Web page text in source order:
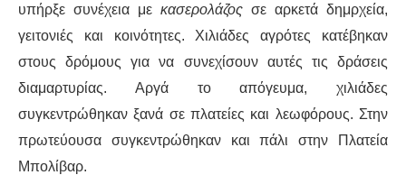
υπήρξε συνέχεια με κασερολάζος σε αρκετά δημρχεία,
γειτονιές και κοινότητες. Χιλιάδεςαγρότες
κατέβηκαν
στους δρόμους για να συνεχίσουν αυτές τις δράσεις
διαμαρτυρίας. Αργά το απόγευμα, χιλιάδες
συγκεντρώθηκαν ξανά σε πλατείες και λεωφόρους. Στην
πρωτεύουσα συγκεντρώθηκαν και πάλι στην
Πλατεία
Μπολίβαρ.